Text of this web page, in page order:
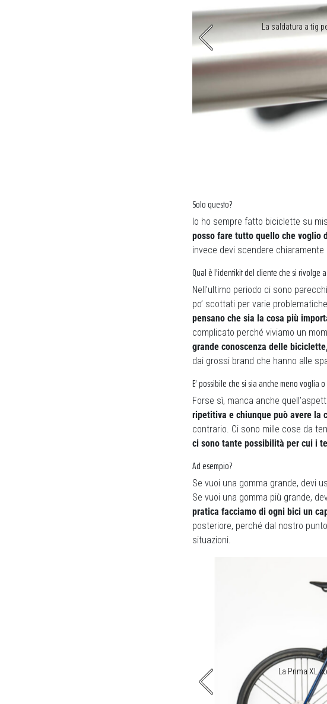
La saldatura a tig
Solo questo?
Io ho sempre fatto biciclette su
posso fare tutto quello che voglio
invece devi scendere
Qual è l’identikit del cliente che si rivolge
Nell’ultimo periodo ci sono
po’ scottati per varie
pensano che sia la cosa più
complicato perché viviamo un
grande conoscenza delle
dai grossi brand che hanno alle
E’ possibile che si sia anche meno voglia
Forse sì, manca anche
ripetitiva e chiunque può avere la
contrario. Ci sono mille cose da
ci sono tante possibilità per cui i
Ad esempio?
Se vuoi una gomma grande, devi
Se vuoi una gomma più grande,
pratica facciamo di ogni bici un
posteriore, perché dal nostro
situazioni.
La Prima XL